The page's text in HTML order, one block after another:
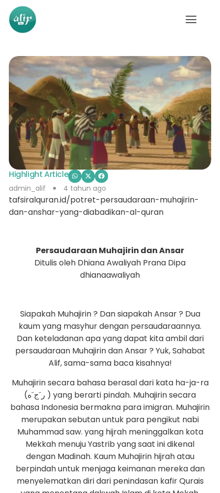
Highlight Article
admin_alif 4 tahun ago
tafsiralquran.id/potret-persaudaraan-muhajirin-
dan-anshar-yang-diabadikan-al-quran
Persaudaraan Muhajirin dan Ansar
Ditulis oleh Dhiana Awaliyah Prana Dipa
dhianaawaliyah
Siapakah Muhajirin ? Dan siapakah Ansar ? Dua
kaum yang masyhur dengan persaudaraannya.
Dan keteladanan apa yang dapat kita ambil dari
persaudaraan Muhajirin dan Ansar ? Yuk, Sahabat
Alif, sama-sama baca kisahnya!
Muhajirin secara bahasa berasal dari kata ha-ja-ra
(ر َج َه ) yang berarti pindah. Muhajirin secara
bahasa Indonesia bermakna para imigran. Muhajirin
merupakan sebutan untuk para pengikut nabi
Muhammad saw. yang hijrah meninggalkan kota
Mekkah menuju Yastrib yang saat ini dikenal
dengan Madinah. Kaum Muhajirin hijrah atau
berpindah untuk menjaga keimanan mereka dan
menyelematkan diri dari penindasan kafir Qurais